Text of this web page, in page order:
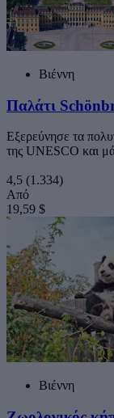
Βιέννη
Παλάτι
Εξερεύνησε τα
της UNESCO και
4,5 (1.334)
Από
19,59 $
Βιέννη